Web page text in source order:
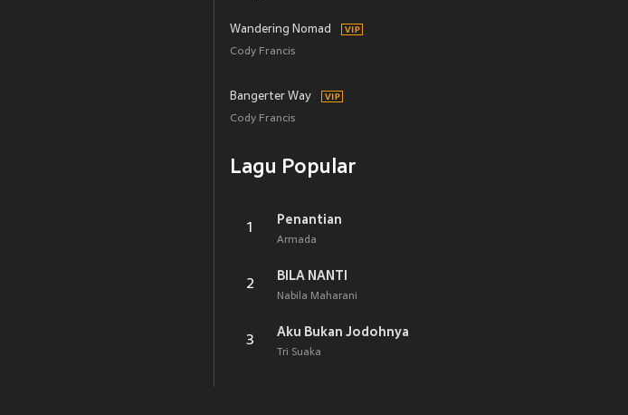
Wandering Nomad
Cody Francis
Bangerter Way
Cody Francis
Lagu Popular
1
Penantian
Armada
2
BILA NANTI
Nabila Maharani
3
Aku Bukan Jodohnya
Tri Suaka